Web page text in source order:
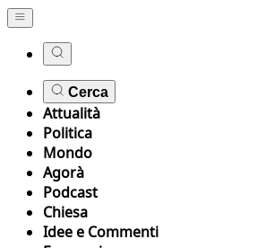
Cerca
Attualità
Politica
Mondo
Agorà
Podcast
Chiesa
Idee e Commenti